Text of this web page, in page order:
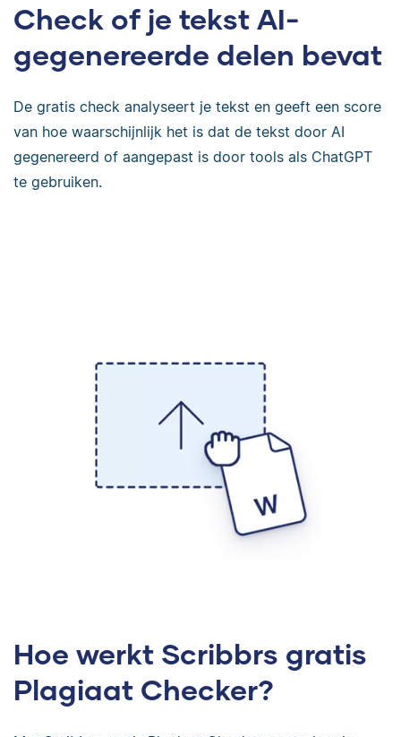
Check of je tekst AI-
gegenereerde delen bevat
De gratis check analyseert je tekst en geeft een score
van hoe waarschijnlijk het is dat de tekst door AI
gegenereerd of aangepast is door tools als ChatGPT
te gebruiken.
Hoe werkt Scribbrs gratis
Plagiaat Checker?